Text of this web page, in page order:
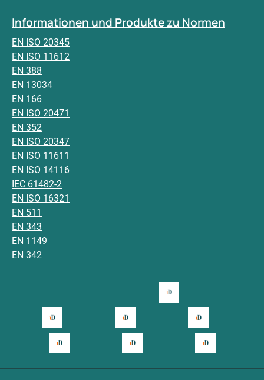
Informationen und Produkte zu Normen
EN ISO 20345
EN ISO 11612
EN 388
EN 13034
EN 166
EN ISO 20471
EN 352
EN ISO 20347
EN ISO 11611
EN ISO 14116
IEC 61482-2
EN ISO 16321
EN 511
EN 343
EN 1149
EN 342